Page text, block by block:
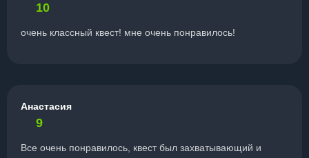
10
очень классный квест! мне очень понравилось!
Анастасия
9
Все очень понравилось, квест был захватывающий и